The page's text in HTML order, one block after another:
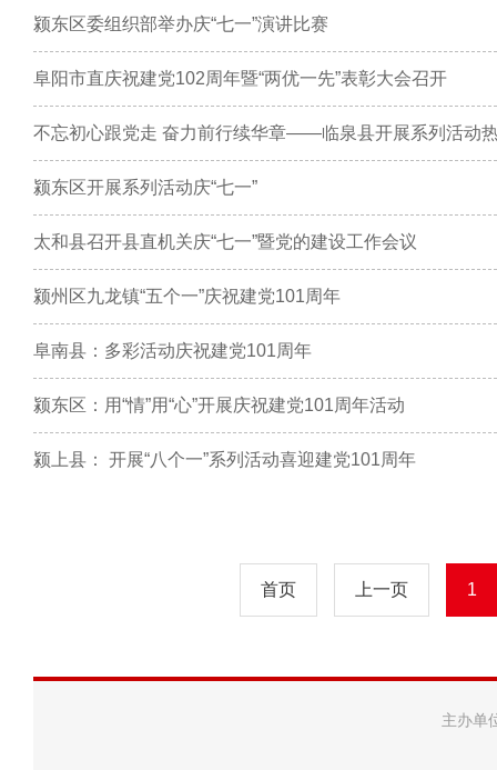
颍东区委组织部举办庆“七一”演讲比赛
阜阳市直庆祝建党102周年暨“两优一先”表彰大会召开
不忘初心跟党走 奋力前行续华章——临泉县开展系列活动
颍东区开展系列活动庆“七一”
太和县召开县直机关庆“七一”暨党的建设工作会议
颍州区九龙镇“五个一”庆祝建党101周年
阜南县：多彩活动庆祝建党101周年
颍东区：用“情”用“心”开展庆祝建党101周年活动
颍上县： 开展“八个一”系列活动喜迎建党101周年
首页 上一页 1
主办单